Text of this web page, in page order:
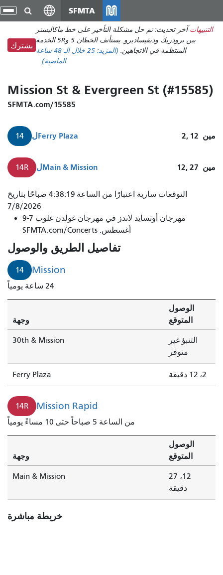
انتقل
إلى
المحتوى
الرئيسي
SFMTA
التنبيهات آخر تحديث: تم حل مشكلة التأخير على خط ماكاليستر
بين برودريك وديفيساديرو. يستأنف الخطان 5 و5R الخدمة
المنتظمة في الاتجاهين. (المزيد: 25
خلال الـ 48 ساعة
الماضية)
يشترك
Mission St & Evergreen St (#15585)
SFMTA.com/15585
14 لFerry Plaza 2, 12 مين
14R لMain & Mission 12, 27 مين
المهمة
رقم
14
ستصل
خلال
دقيقتين.
التوقعات سارية اعتبارًا من الساعة 4:38:19 صباحًا بتاريخ
7/8/2026
مهرجان أوتسايد لاندز في مهرجان غولدن غلوب 7-9
أغسطس. SFMTA.com/Concerts
تفاصيل الطريق والوصول
14 Mission
24 ساعة يومياً
وجهة
الوصول
المتوقع
30th & Mission
التنبؤ غير
متوفر
Ferry Plaza 2، 12 دقيقة
14R Mission Rapid
من الساعة 5 صباحاً حتى 10 مساءً يومياً
وجهة
الوصول
المتوقع
Main & Mission
12، 27
دقيقة
خريطة مباشرة